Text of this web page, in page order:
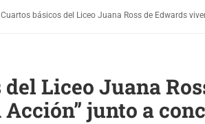
Cuartos básicos del Liceo Juana Ross de Edwards
Liceo Juana
Acción” junto a